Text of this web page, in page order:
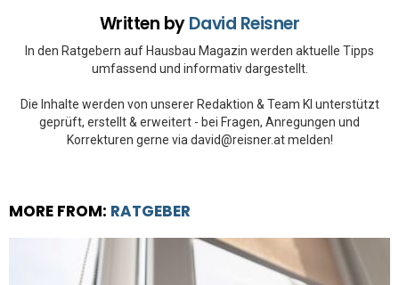
Written byDavid Reisner
In den Ratgebern auf Hausbau Magazin werden aktuelle Tipps
umfassend und informativ dargestellt.
Die Inhalte werden von unserer Redaktion & Team KI unterstützt
geprüft, erstellt & erweitert - bei Fragen, Anregungen und
Korrekturen gerne via david@reisner.at melden!
MORE FROM: RATGEBER